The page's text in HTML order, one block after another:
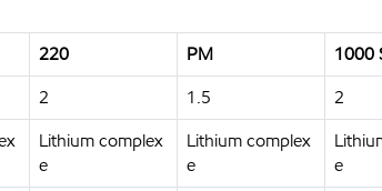
220 PM 1000
2 1.5 2
Lithium complex
e
Lithium complex
e
e